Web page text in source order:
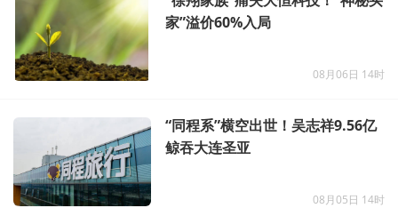
家”溢价60%入局
08月06日 14时
“同程系”横空出世！吴志祥9.56亿
鲸吞大连圣亚
08月05日 14时